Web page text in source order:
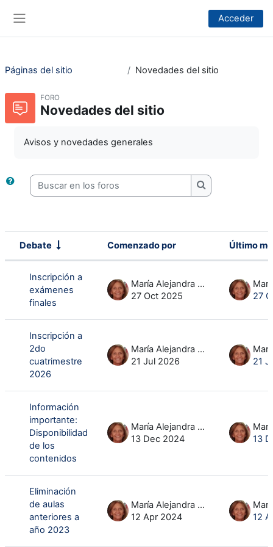
Acceder
Páginas del sitio Novedades del sitio
FORO
Novedades del sitio
Avisos y novedades generales
Buscar en los foros
Buscar en los
Mostrando 5 de 5 discusiones
Estado
Debate Comenzado por Último
Inscripción a
exámenes
finales
María Alejandra Ruiz Moreno
27 Oct 2025
27
Inscripción a
2do
cuatrimestre
2026
María Alejandra Ruiz Moreno
21 Jul 2026
21
Información
importante:
Disponibilidad
de los
contenidos
María Alejandra Ruiz Moreno
13 Dec 2024
13
Eliminación
de aulas
anteriores a
año 2023
María Alejandra Ruiz Moreno
12 Apr 2024
12